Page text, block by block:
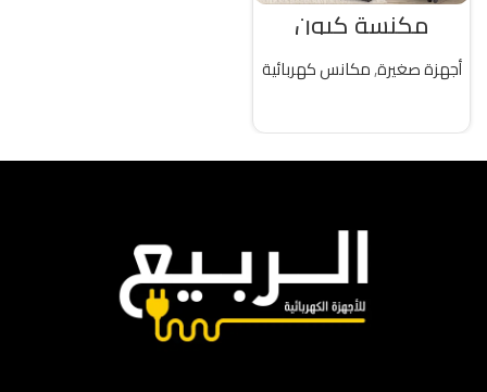
مكنسة كيون
كهربائية 25 لتر 2000واط تركىأجهزة صغيرة,مكانس كهربائية